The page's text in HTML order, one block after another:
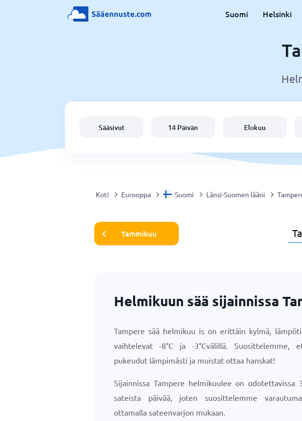
Suomi Helsinki
Sääsivut 14 Päivän Elokuu
Koti Eurooppa Suomi Länsi-Suomen lääni
Tammikuu
Helmikuun sää sijainnissa
Tampere sää helmikuu is on erittäin kylmä,
vaihtelevat -8°Cja -3°Cvälillä. Suosittelemme,
pukeudut lämpimästi ja muistat ottaa hanskat!
Sijainnissa Tampere helmikuulee on odotettavissa
sateista päivää, joten suosittelemme
ottamalla sateenvarjon mukaan.